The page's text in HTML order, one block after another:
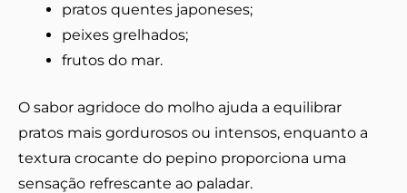
pratos quentes japoneses;
peixes grelhados;
frutos do mar.
O sabor agridoce do molho ajuda a equilibrar
pratos mais gordurosos ou intensos, enquanto a
textura crocante do pepino proporciona uma
sensação refrescante ao paladar.